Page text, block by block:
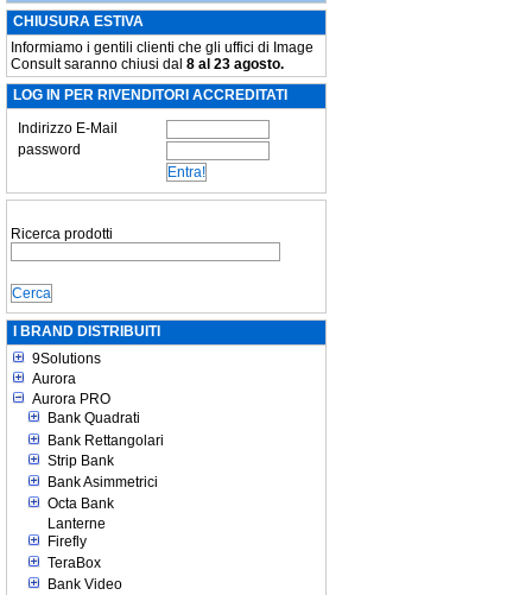
CHIUSURA ESTIVA
Informiamo i gentili clienti che gli uffici di Image
Consult saranno chiusi dal 8 al 23 agosto.
LOG IN PER RIVENDITORI ACCREDITATI
Indirizzo E-Mail
password
Ricerca prodotti
I BRAND DISTRIBUITI
9Solutions
Aurora
Aurora PRO
Bank Quadrati
Bank Rettangolari
Strip Bank
Bank Asimmetrici
Octa Bank
Lanterne
Firefly
TeraBox
Bank Video